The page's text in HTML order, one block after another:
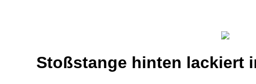
Stoßstange hinten lackiert